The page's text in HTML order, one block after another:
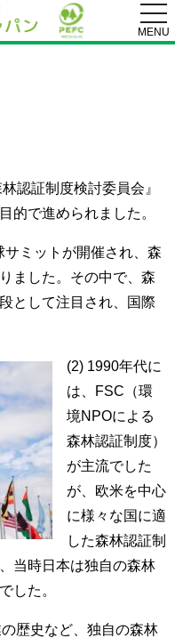
MENU
認証制度検討委員会』
的で進められました。
ミットが開催され、森
ました。その中で、森
として注目され、国際
(2) 1990年代に
は、FSC（環
境NPOによる
森林認証制度）
が主流でした
が、欧米を中心
に様々な国に適
した森林認証制
当時日本は独自の森林
した。
歴史など、独自の森林